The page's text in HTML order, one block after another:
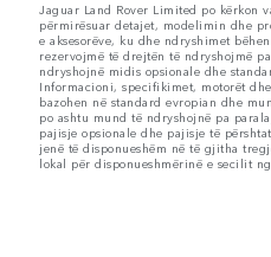
Jaguar Land Rover Limited po kërkon
përmirësuar detajet, modelimin dhe
e aksesorëve, ku dhe ndryshimet
rezervojmë të drejtën të ndryshojmë
ndryshojnë midis opsionale dhe
Informacioni, specifikimet, motorët
bazohen në standard evropian dhe
po ashtu mund të ndryshojnë pa
pajisje opsionale dhe pajisje të
jenë të disponueshëm në të gjitha
lokal për disponueshmërinë e secilit